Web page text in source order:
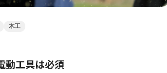
木工
動工具は必須